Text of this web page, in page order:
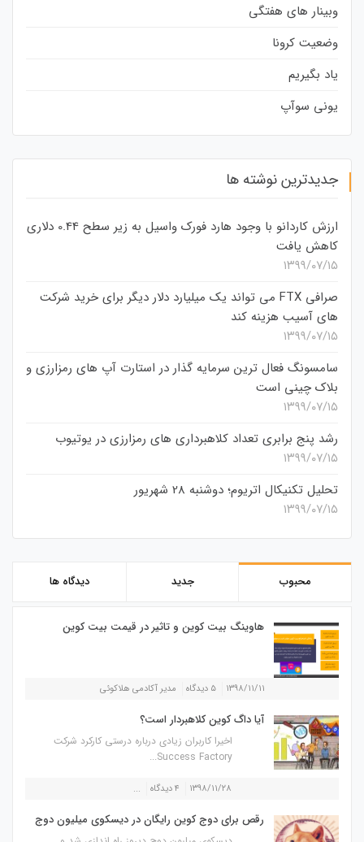
وبینار های هفتگی
وضعیت کرونا
یاد بگیریم
یونی سوآپ
جدیدترین نوشته ها
ارزش کاردانو با وجود هارد فورک واسیل به زیر سطح 0.44 دلاری
کاهش یافت
۱۳۹۹/۰۷/۱۵
صرافی FTX می تواند یک میلیارد دلار دیگر برای خرید شرکت
های آسیب هزینه کند
۱۳۹۹/۰۷/۱۵
سامسونگ فعال‌ ترین سرمایه‌ گذار در استارت‌ آپ‌ های رمزارزی و
بلاک چینی است
۱۳۹۹/۰۷/۱۵
رشد پنج برابری تعداد کلاهبرداری های رمزارزی در یوتیوب
۱۳۹۹/۰۷/۱۵
تحلیل تکنیکال اتریوم؛ دوشنبه 28 شهریور
۱۳۹۹/۰۷/۱۵
محبوب جدید دیدگاه ها
هاوینگ بیت کوین و تاثیر در قیمت بیت کوین
۱۳۹۸/۱۱/۱۱ ۵ دیدگاه مدیر آکادمی هلاکوئی
آیا داگ کوین کلاهبردار است؟
اخیرا کاربران زیادی درباره درستی کارکرد شرکت
Success Factory...
۱۳۹۸/۱۱/۲۸ ۴ دیدگاه ...
رقص برای دوج کوین رایگان در دیسکوی میلیون دوج